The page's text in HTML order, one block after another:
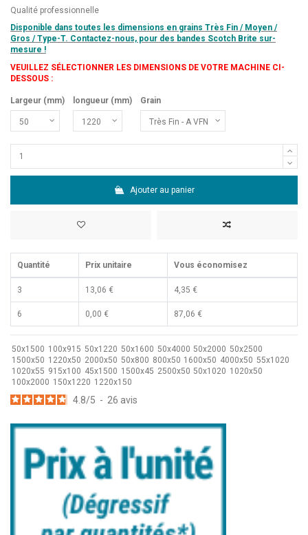
Qualité professionnelle
Disponible dans toutes les dimensions en grains Très Fin / Moyen /
Gros / Type-T. Contactez-nous, pour des bandes Scotch Brite sur-
mesure !
VEUILLEZ SÉLECTIONNER LES DIMENSIONS DE VOTRE MACHINE CI-
DESSOUS :
Largeur (mm) longueur (mm) Grain
Ajouter au panier
Quantité Prix unitaire Vous économisez
3 13,06 € 4,35 €
6 0,00 € 87,06 €
50x1500 100x915 50x1220 50x1600 50x4000 50x2000 50x2500
1500x50 1220x50 2000x50 50x800 800x50 1600x50 4000x50 55x1020
1020x55 915x100 45x1500 1500x45 2500x50 50x1020 1020x50
100x2000 150x1220 1220x150
4.8/5 - 26 avis